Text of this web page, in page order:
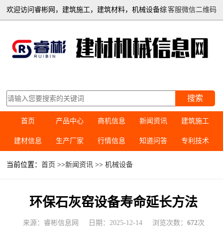
客服微信二维码
欢迎访问睿彬网，建筑施工，建筑材料，机械设备综
搜索
首页 产品中心 商机信息 新闻资讯 建筑施工
建材信息 生产厂家 行情信息 知道问答 专利技术
当前位置：首页 >>新闻资讯 >>机械设备
环保石灰窑设备寿命延长方法
来源：睿彬信息网 日期：2025-12-14 浏览次数： 672次